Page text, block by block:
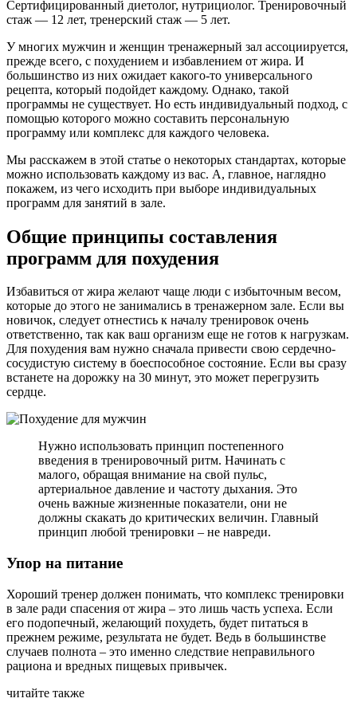
Сертифицированный диетолог, нутрициолог. Тренировочный
стаж — 12 лет, тренерский стаж — 5 лет.
У многих мужчин и женщин тренажерный зал ассоциируется,
прежде всего, с похудением и избавлением от жира. И
большинство из них ожидает какого-то универсального
рецепта, который подойдет каждому. Однако, такой
программы не существует. Но есть индивидуальный подход, с
помощью которого можно составить персональную
программу или комплекс для каждого человека.
Мы расскажем в этой статье о некоторых стандартах, которые
можно использовать каждому из вас. А, главное, наглядно
покажем, из чего исходить при выборе индивидуальных
программ для занятий в зале.
Общие принципы составления
программ для похудения
Избавиться от жира желают чаще люди с избыточным весом,
которые до этого не занимались в тренажерном зале. Если вы
новичок, следует отнестись к началу тренировок очень
ответственно, так как ваш организм еще не готов к нагрузкам.
Для похудения вам нужно сначала привести свою сердечно-
сосудистую систему в боеспособное состояние. Если вы сразу
встанете на дорожку на 30 минут, это может перегрузить
сердце.
Нужно использовать принцип постепенного
введения в тренировочный ритм. Начинать с
малого, обращая внимание на свой пульс,
артериальное давление и частоту дыхания. Это
очень важные жизненные показатели, они не
должны скакать до критических величин. Главный
принцип любой тренировки – не навреди.
Упор на питание
Хороший тренер должен понимать, что комплекс тренировки
в зале ради спасения от жира – это лишь часть успеха. Если
его подопечный, желающий похудеть, будет питаться в
прежнем режиме, результата не будет. Ведь в большинстве
случаев полнота – это именно следствие неправильного
рациона и вредных пищевых привычек.
читайте также